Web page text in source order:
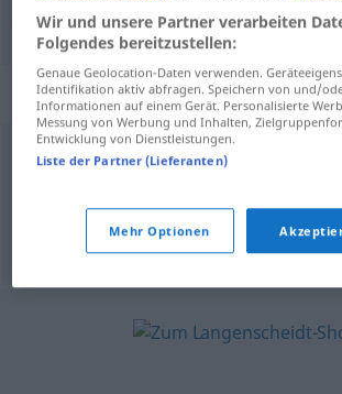
perdurar
Synonyme für
mantener,prolongar,perseverar
© OpenThesaurus-es
Wir und unsere Partner verarbeiten
Folgendes bereitzustellen:
Genaue Geolocation-Daten verwenden.
Identifikation aktiv abfragen. Speichern von und/
Informationen auf einem Gerät. Personalisierte
Messung von Werbung und Inhalten,
Entwicklung von Dienstleistungen.
Liste der Partner (Lieferanten)
Mehr Optionen